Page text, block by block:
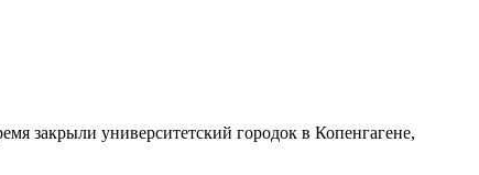
закрыли университетский городок в Копенгагене,